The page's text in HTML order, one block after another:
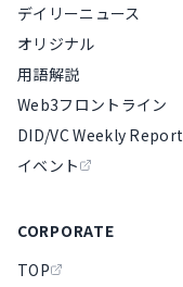
デイリーニュース
オリジナル
用語解説
Web3フロントライン
DID/VC Weekly Report
イベント
CORPORATE
TOP